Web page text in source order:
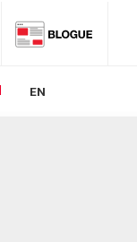
EN